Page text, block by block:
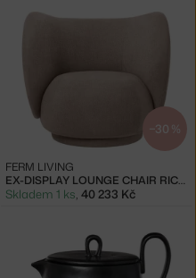
−30 %
EX-DISPLAY LOUNGE CHAIR RICO, BOUCLÉ SAND
FERM LIVING
Skladem 1 ks, 40 233 Kč